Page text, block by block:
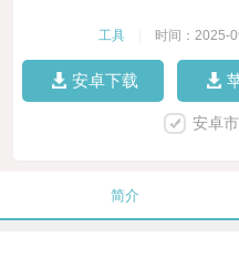
工具 时间：2025-
安卓下载
安卓
简介